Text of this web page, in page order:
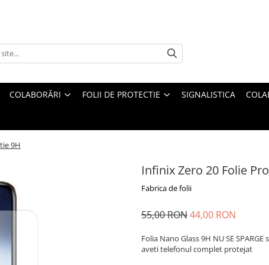
COLABORĂRI FOLII DE PROTECTIE SIGNALISTICA
9H
Infinix Zero 20 Folie
Fabrica de folii
55,00 RON44,00 RON
Folia Nano Glass 9H NU SE
aveti telefonul complet protejat